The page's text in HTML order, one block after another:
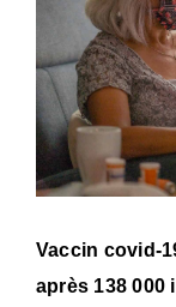
Vaccin covid-
après 138 000